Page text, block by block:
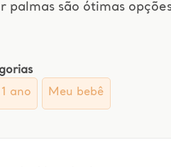
palmas são ótimas
ano
Meu bebê